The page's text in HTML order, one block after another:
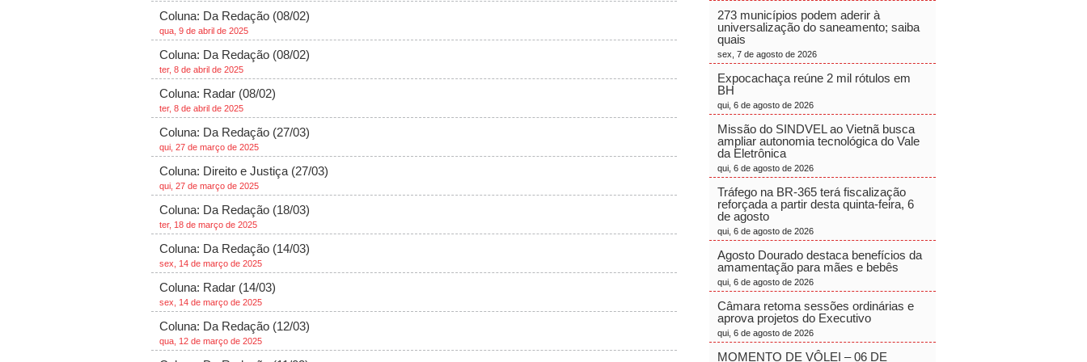
Coluna: Da Redação (08/02)
qua, 9 de abril de 2025
Coluna: Da Redação (08/02)
ter, 8 de abril de 2025
Coluna: Radar (08/02)
ter, 8 de abril de 2025
Coluna: Da Redação (27/03)
qui, 27 de março de 2025
Coluna: Direito e Justiça (27/03)
qui, 27 de março de 2025
Coluna: Da Redação (18/03)
ter, 18 de março de 2025
Coluna: Da Redação (14/03)
sex, 14 de março de 2025
Coluna: Radar (14/03)
sex, 14 de março de 2025
Coluna: Da Redação (12/03)
qua, 12 de março de 2025
273 municípios podem aderir à
universalização do saneamento; saiba
quais
sex, 7 de agosto de 2026
Expocachaça reúne 2 mil rótulos em
BH
qui, 6 de agosto de 2026
Missão do SINDVEL ao Vietnã busca
ampliar autonomia tecnológica do Vale
da Eletrônica
qui, 6 de agosto de 2026
Tráfego na BR-365 terá fiscalização
reforçada a partir desta quinta-feira, 6
de agosto
qui, 6 de agosto de 2026
Agosto Dourado destaca benefícios da
amamentação para mães e bebês
qui, 6 de agosto de 2026
Câmara retoma sessões ordinárias e
aprova projetos do Executivo
qui, 6 de agosto de 2026
MOMENTO DE VÔLEI – 06 DE